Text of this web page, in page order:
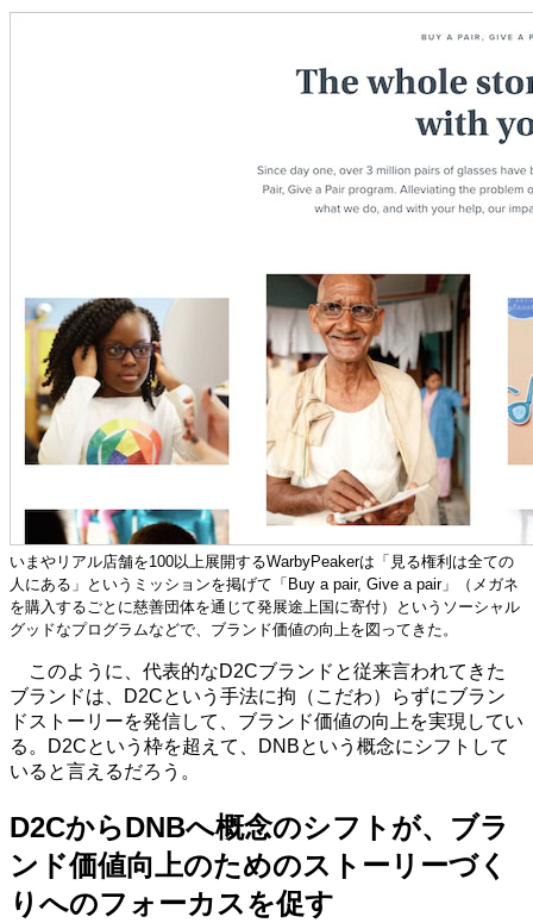
いまやリアル店舗を100以上展開するWarbyPeakerは「見る権利は全ての
人にある」というミッションを掲げて「Buy a pair, Give a pair」（メガネ
を購入するごとに慈善団体を通じて発展途上国に寄付）というソーシャル
グッドなプログラムなどで、ブランド価値の向上を図ってきた。
このように、代表的なD2Cブランドと従来言われてきた
ブランドは、D2Cという手法に拘（こだわ）らずにブラン
ドストーリーを発信して、ブランド価値の向上を実現してい
る。D2Cという枠を超えて、DNBという概念にシフトして
いると言えるだろう。
D2CからDNBへ概念のシフトが、ブラ
ンド価値向上のためのストーリーづく
りへのフォーカスを促す